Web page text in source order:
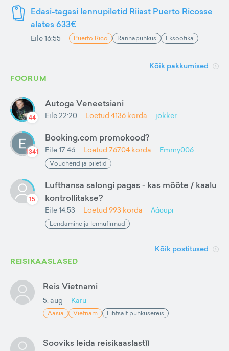
Edasi-tagasi lennupiletid Riiast Puerto Ricosse
alates 633€
Eile 16:55 Puerto Rico Rannapuhkus Eksootika
Kõik pakkumised
FOORUM
44
Autoga Veneetsiani
Eile 22:20 Loetud 4136 korda jokker
1341
Booking.com promokood?
Eile 17:46 Loetud 76704 korda Emmy006
Voucherid ja piletid
15
Lufthansa salongi pagas - kas mõõte / kaalu
kontrollitakse?
Eile 14:53 Loetud 993 korda Λάουρι
Lendamine ja lennufirmad
Kõik postitused
REISIKAASLASED
Reis Vietnami
5. aug Karu
Aasia Vietnam Lihtsalt puhkusereis
Sooviks leida reisikaaslast))